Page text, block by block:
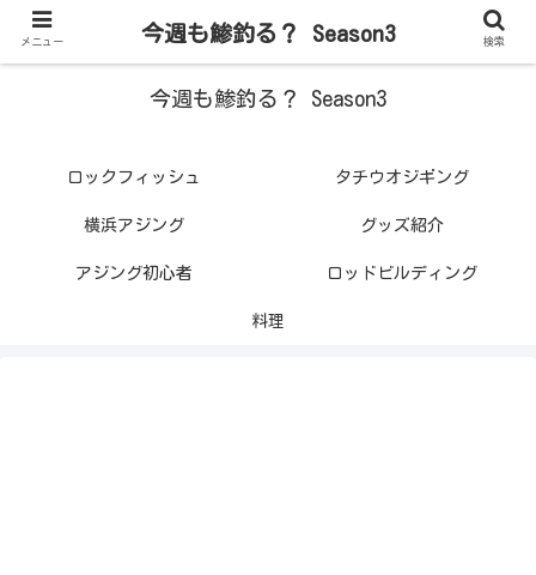
今週も鯵釣る？ Season3
ロックフィッシュ タチウオジギング
横浜アジング グッズ紹介
アジング初心者 ロッドビルディング
料理
メニュー 今週も鯵釣る？ Season3 検索